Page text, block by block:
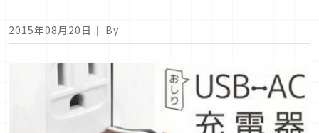
2015年08月20日 ｜ By